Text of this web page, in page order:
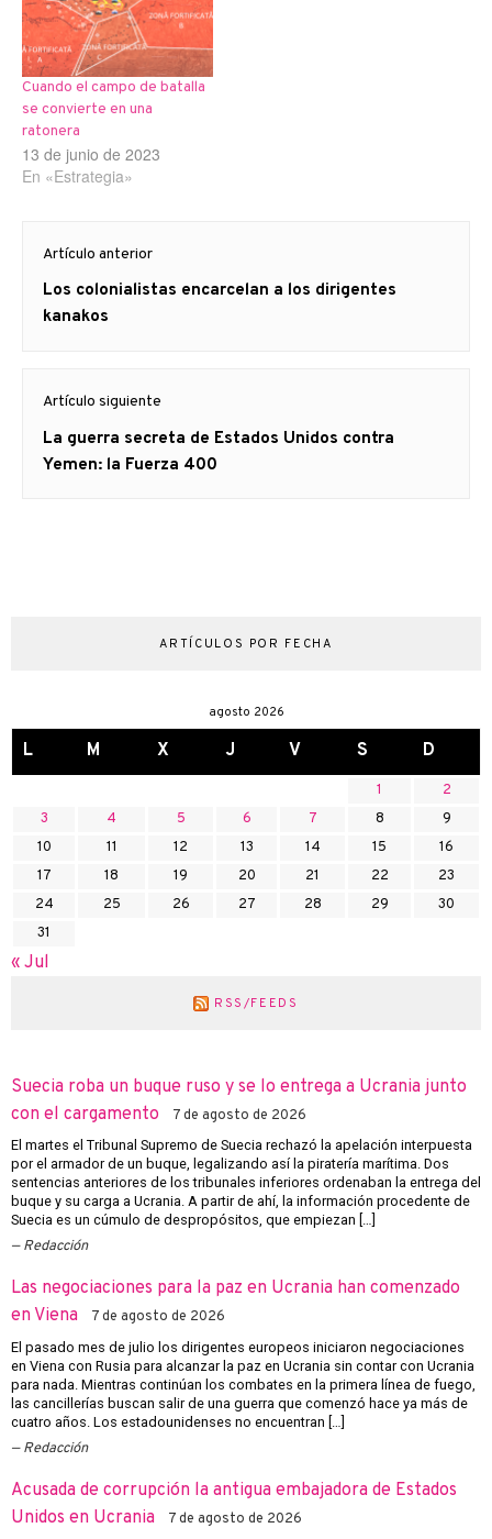
Cuando el campo de batalla
se convierte en una
ratonera
13 de junio de 2023
En «Estrategia»
de
entradas
Artículo anterior
Artículo
anterior
Los colonialistas encarcelan a los dirigentes
kanakos
Artículo siguiente
Artículo
siguiente:
La guerra secreta de Estados Unidos contra
Yemen: la Fuerza 400
ARTÍCULOS POR FECHA
agosto 2026
L M X J V S D
1
2
3
4 5 6 7 8
9
10
11 12 13 14 15
16
17
18 19 20 21 22
23
24
25 26 27 28 29
30
31
« Jul
RSS/FEEDS
Suecia roba un buque ruso y se lo entrega a Ucrania junto
con el cargamento
7 de agosto de 2026
El martes el Tribunal Supremo de Suecia rechazó la apelación interpuesta
por el armador de un buque, legalizando así la piratería marítima. Dos
sentencias anteriores de los tribunales inferiores ordenaban la entrega del
buque y su carga a Ucrania. A partir de ahí, la información procedente de
Suecia es un cúmulo de despropósitos, que empiezan […]
Redacción
Las negociaciones para la paz en Ucrania han comenzado
en Viena
7 de agosto de 2026
El pasado mes de julio los dirigentes europeos iniciaron negociaciones
en Viena con Rusia para alcanzar la paz en Ucrania sin contar con Ucrania
para nada. Mientras continúan los combates en la primera línea de fuego,
las cancillerías buscan salir de una guerra que comenzó hace ya más de
cuatro años. Los estadounidenses no encuentran […]
Redacción
Acusada de corrupción la antigua embajadora de Estados
Unidos en Ucrania
7 de agosto de 2026